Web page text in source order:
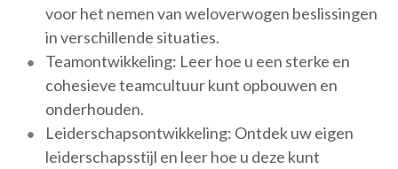
voor het nemen van weloverwogen beslissingen
in verschillende situaties.
Teamontwikkeling: Leer hoe u een sterke en
cohesieve teamcultuur kunt opbouwen en
onderhouden.
Leiderschapsontwikkeling: Ontdek uw eigen
leiderschapsstijl en leer hoe u deze kunt